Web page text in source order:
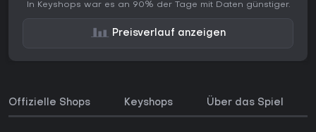
In Keyshops war es an 90% der Tage mit Daten günstiger.
Preisverlauf anzeigen
Offizielle Shops Keyshops Über das Spiel